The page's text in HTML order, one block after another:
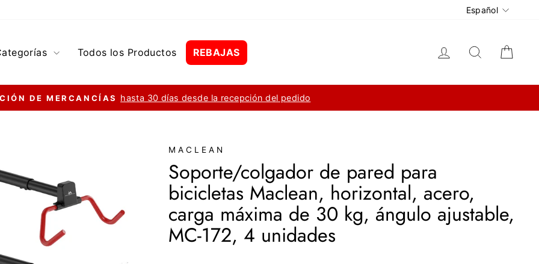
Idioma
Español
Todos los Productos REBAJAS Ingresar Buscar
diapositivas
DE MERCANCÍAS hasta 30 días desde la recepción del pedido
MACLEAN
Soporte/colgador de pared para
bicicletas Maclean, horizontal, acero,
carga máxima de 30 kg, ángulo ajustable,
MC-172, 4 unidades